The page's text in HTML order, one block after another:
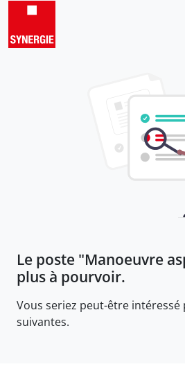
Le poste "Manoeuvre
plus à pourvoir.
Vous seriez peut-être intéressé
suivantes.